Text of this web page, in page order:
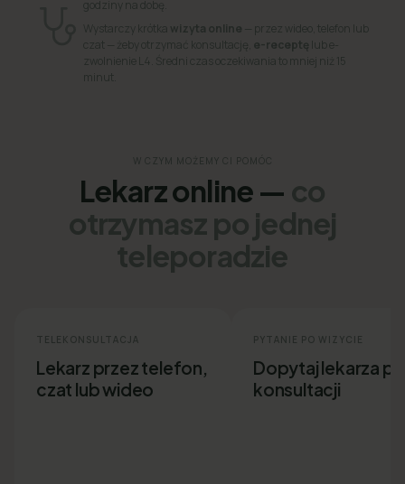
godziny na dobę.
Wystarczy krótka wizyta online — przez wideo, telefon lub
czat — żeby otrzymać konsultację, e-receptę lub e-
zwolnienie L4. Średni czas oczekiwania to mniej niż 15
minut.
W CZYM MOŻEMY CI POMÓC
Lekarz online — co
otrzymasz po jednej
teleporadzie
TELEKONSULTACJA
Lekarz przez telefon,
czat lub wideo
PYTANIE PO WIZYCIE
Dopytaj lekarza po
konsultacji